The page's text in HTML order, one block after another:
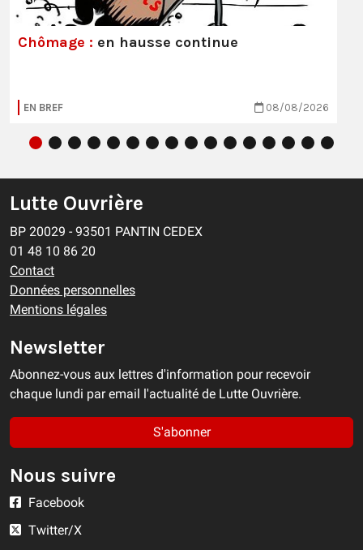
Chômage : en hausse continue
EN BREF 08/08/2026
Lutte Ouvrière
BP 20029 - 93501 PANTIN CEDEX
01 48 10 86 20
Contact
Données personnelles
Mentions légales
Newsletter
Abonnez-vous aux lettres d'information pour recevoir
chaque lundi par email l'actualité de Lutte Ouvrière.
S'abonner
Nous suivre
Facebook
Twitter/X